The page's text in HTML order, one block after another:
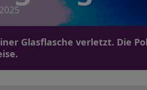
Glasflasche verletzt. Die